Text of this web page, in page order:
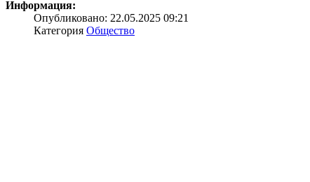
Информация:
Опубликовано: 22.05.2025 09:21
Категория Общество